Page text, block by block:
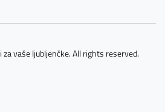
vaše ljubljenčke. All rights reserved.